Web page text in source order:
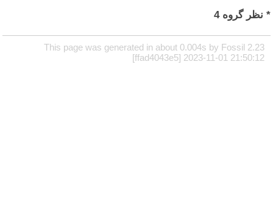
* نظر گروه 4
This page was generated in about 0.004s by Fossil 2.23
[ffad4043e5] 2023-11-01 21:50:12